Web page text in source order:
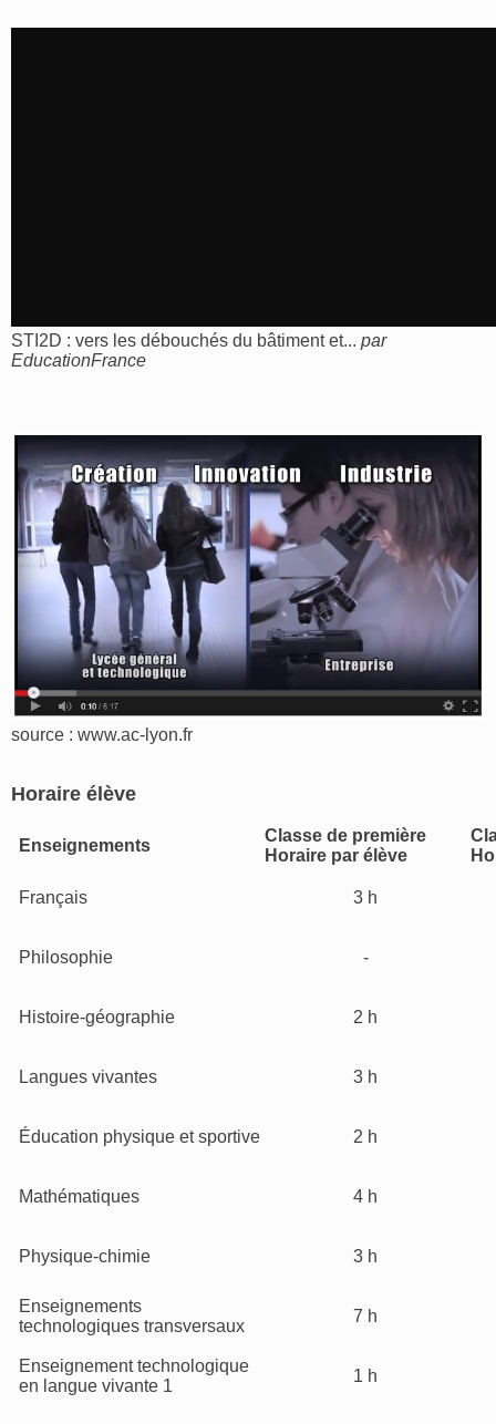
STI2D : vers les débouchés du bâtiment et... par
EducationFrance
source : www.ac-lyon.fr
Horaire élève
Enseignements
Classe de première
Horaire par élève
Français 3 h
Philosophie -
Histoire-géographie 2 h
Langues vivantes 3 h
Éducation physique et sportive 2 h
Mathématiques 4 h
Physique-chimie 3 h
Enseignements
technologiques transversaux
7 h
Enseignement technologique
en langue vivante 1
1 h